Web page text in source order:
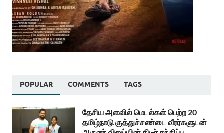
POPULAR COMMENTS TAGS
தேசிய அளவில் மெடல்கள் பெற்ற 20
தமிழ்நாடு குத்துச்சண்டை வீரர்களுடன்